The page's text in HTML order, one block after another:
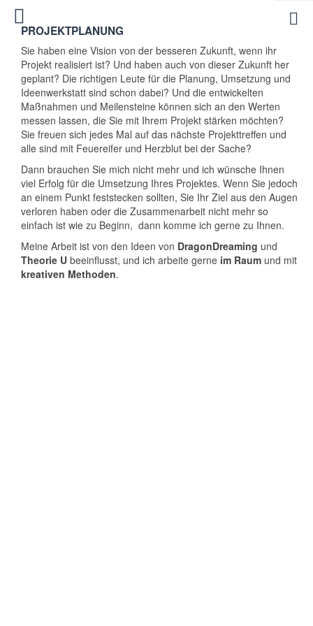
PROJEKTPLANUNG
Sie haben eine Vision von der besseren Zukunft, wenn ihr
Projekt realisiert ist? Und haben auch von dieser Zukunft her
geplant? Die richtigen Leute für die Planung, Umsetzung und
Ideenwerkstatt sind schon dabei? Und die entwickelten
Maßnahmen und Meilensteine können sich an den Werten
messen lassen, die Sie mit Ihrem Projekt stärken möchten?
Sie freuen sich jedes Mal auf das nächste Projekttreffen und
alle sind mit Feuereifer und Herzblut bei der Sache?
Dann brauchen Sie mich nicht mehr und ich wünsche Ihnen
viel Erfolg für die Umsetzung Ihres Projektes. Wenn Sie jedoch
an einem Punkt feststecken sollten, Sie Ihr Ziel aus den Augen
verloren haben oder die Zusammenarbeit nicht mehr so
einfach ist wie zu Beginn, dann komme ich gerne zu Ihnen.
Meine Arbeit ist von den Ideen von DragonDreaming und
Theorie U beeinflusst, und ich arbeite gerne im Raum und mit
kreativen Methoden.